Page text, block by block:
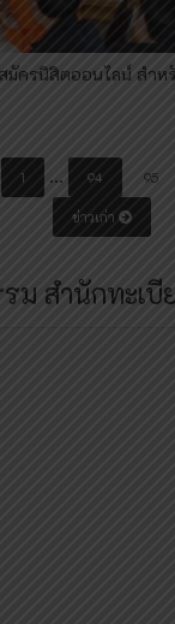
มัครนิสิตออนไลน์ สำห
1 … 94 95
ข่าวเก่า
ม สำนักทะเบี